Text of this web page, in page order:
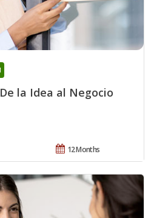
la Idea al Negocio
12 Months